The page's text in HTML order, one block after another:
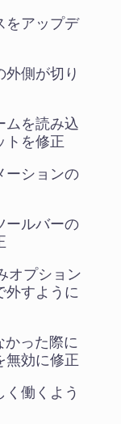
をアップデ
外側が切り
ムを読み込
トを修正
ーションの
ールバーの
オプション
外すように
った際に
無効に修正
働くよう